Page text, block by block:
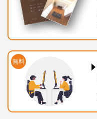
無料